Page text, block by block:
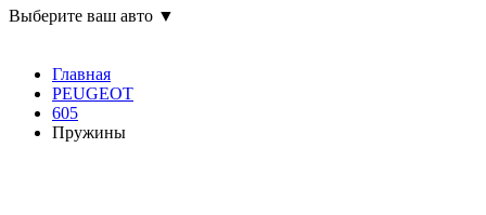
Выберите ваш авто ▼
Главная
PEUGEOT
605
Пружины